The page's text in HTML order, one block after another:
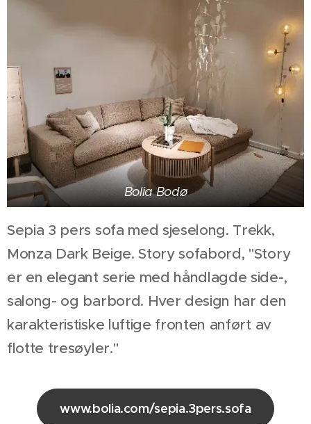
Bolia Bodø
Sepia 3 pers sofa med sjeselong. Trekk,
Monza Dark Beige. Story sofabord, "Story
er en elegant serie med håndlagde side-,
salong- og barbord. Hver design har den
karakteristiske luftige fronten anført av
flotte tresøyler."
www.bolia.com/sepia.3pers.sofa